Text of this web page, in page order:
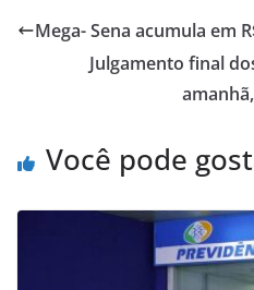
s
A
e
b
k
l e
Mega- Sena acumula em
Julgamento final
Você pode